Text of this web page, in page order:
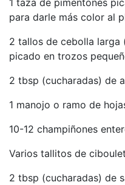
1 taza de pimentones
para darle más color al
2 tallos de cebolla larga
picado en trozos
2 tbsp (cucharadas) de
1 manojo o ramo de
10-12 champiñones
Varios tallitos de
2 tbsp (cucharadas) de